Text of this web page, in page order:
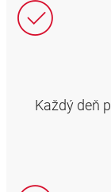
Každý deň